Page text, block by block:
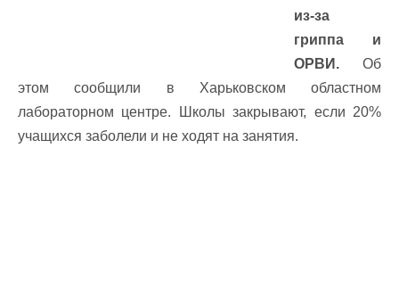
из-за
гриппа и
ОРВИ. Об
этом сообщили в Харьковском областном
лабораторном центре. Школы закрывают, если 20%
учащихся заболели и не ходят на занятия.